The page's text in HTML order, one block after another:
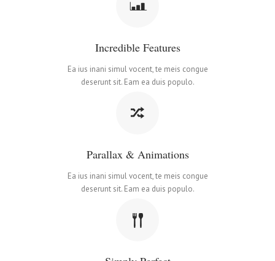
Incredible Features
Ea ius inani simul vocent, te meis congue
deserunt sit. Eam ea duis populo.
Parallax & Animations
Ea ius inani simul vocent, te meis congue
deserunt sit. Eam ea duis populo.